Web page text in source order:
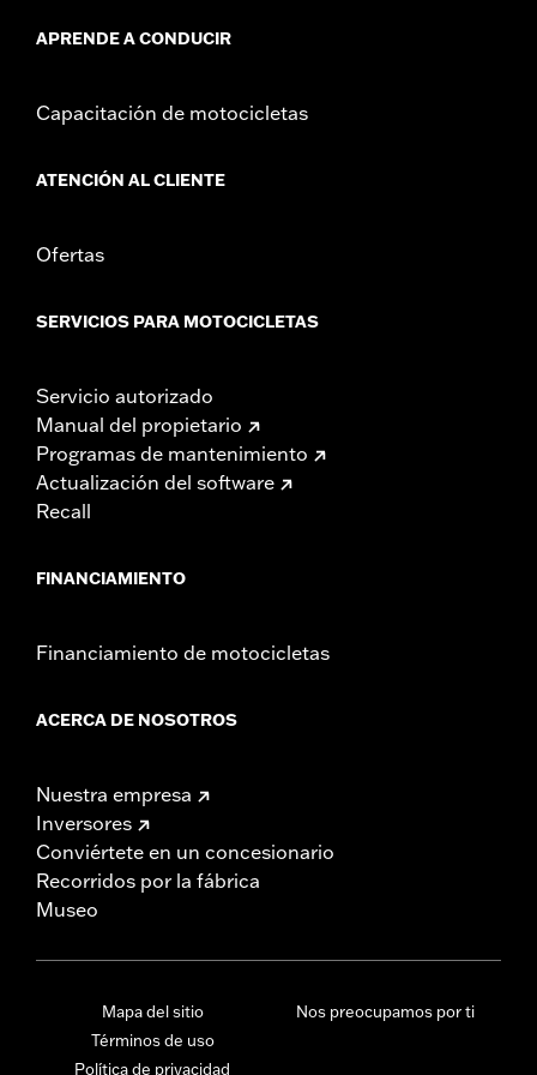
APRENDE A CONDUCIR
Capacitación de motocicletas
ATENCIÓN AL CLIENTE
Ofertas
SERVICIOS PARA MOTOCICLETAS
Servicio autorizado
Manual del propietario
Programas de mantenimiento
Actualización del software
Recall
FINANCIAMIENTO
Financiamiento de motocicletas
ACERCA DE NOSOTROS
Nuestra empresa
Inversores
Conviértete en un concesionario
Recorridos por la fábrica
Museo
Mapa del sitio
Términos de uso
Política de privacidad
Nos preocupamos por ti